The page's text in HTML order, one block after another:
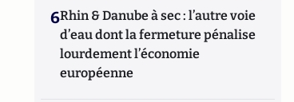
6Rhin & Danube à sec : l’autre voie
d’eau dont la fermeture pénalise
lourdement l’économie
européenne